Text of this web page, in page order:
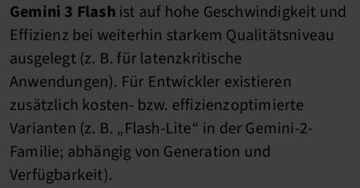
Gemini 3 Flash ist auf hohe Geschwindigkeit und
Effizienz bei weiterhin starkem Qualitätsniveau
ausgelegt (z. B. für latenzkritische
Anwendungen). Für Entwickler existieren
zusätzlich kosten- bzw. effizienzoptimierte
Varianten (z. B. „Flash-Lite“ in der Gemini-2-
Familie; abhängig von Generation und
Verfügbarkeit).